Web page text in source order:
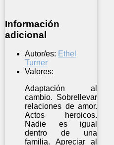
Información
adicional
Autor/es: Ethel
Turner
Valores:
Adaptación al
cambio. Sobrellevar
relaciones de amor.
Actos heroicos.
Nadie es igual
dentro de una
familia. Apreciar al